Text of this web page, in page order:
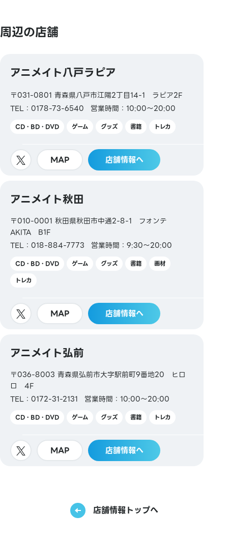
【クレジットカード】
Master／VISA／JCB／AMERICAN EXPRESS／
Diners ／銀聯／Discover／TS CUBIC／楽天カード／
au PAY プリペイドカード／LINE payカード
QUICPay／楽天Edy
【交通系電子マネー】
Kitaca／Suica／PASMO／TOICA／manaca／
【ギフトカード・商品券】
【その他】
図書券・図書カード・図書カードNEXT
周辺の店舗
アニメイト八戸ラピア
〒031-0801 青森県八戸市江陽2丁目14-1 ラピア2F
TEL：0178-73-6540
営業時間：10:00～20:00
CD・BD・DVD ゲーム グッズ 書籍 トレカ
MAP 店舗情報へ
アニメイト秋田
〒010-0001 秋田県秋田市中通2-8-1 フォンテ
AKITA B1F
TEL：018-884-7773
営業時間：9:30～20:00
CD・BD・DVD ゲーム グッズ 書籍
画材
トレカ
MAP 店舗情報へ
アニメイト弘前
〒036-8003 青森県弘前市大字駅前町9番地20 ヒロ
ロ 4F
TEL：0172-31-2131
営業時間：10:00～20:00
CD・BD・DVD ゲーム グッズ 書籍 トレカ
MAP 店舗情報へ
店舗情報トップへ